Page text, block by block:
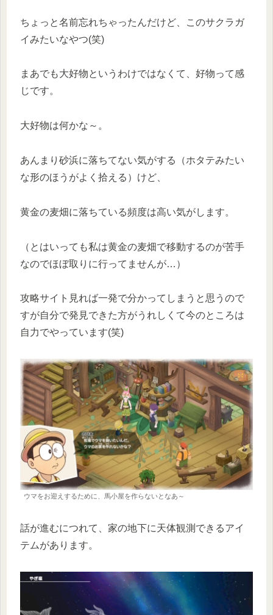
ちょっと名前忘れちゃったんだけど、このサクラガ
イみたいなやつ(笑)
まあでも大好物というわけではなくて、好物って感
じです。
大好物は何かな～。
あんまり砂浜に落ちてない気がする（ホタテみたい
な形のほうがよく拾える）けど、
黄金の麦畑に落ちている頻度は高い気がします。
（とはいっても私は黄金の麦畑で移動するのが苦手
なのでほぼ取りに行ってませんが…）
攻略サイト見れば一発で分かってしまうと思うので
すが自分で発見できた方がうれしくて今のところは
自力でやっています(笑)
ウマをお迎えするために、馬小屋を作らないとなあ～
話が進むにつれて、家の地下に天体観測できるアイ
テムがあります。